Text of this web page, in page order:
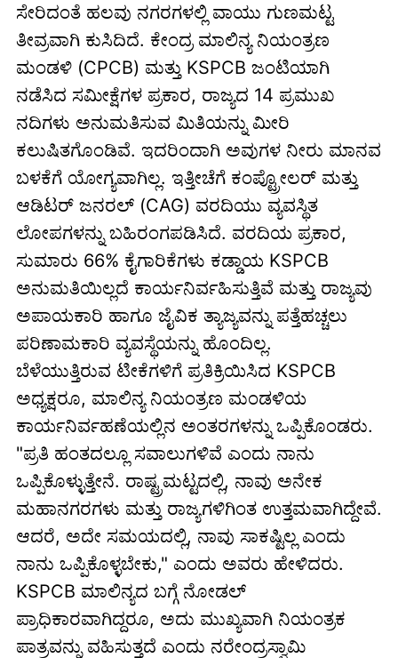
ಸೇರಿದಂತೆ ಹಲವು ನಗರಗಳಲ್ಲಿ ವಾಯು ಗುಣಮಟ್ಟ
ತೀವ್ರವಾಗಿ ಕುಸಿದಿದೆ. ಕೇಂದ್ರ ಮಾಲಿನ್ಯ ನಿಯಂತ್ರಣ
ಮಂಡಳಿ (CPCB) ಮತ್ತು KSPCB ಜಂಟಿಯಾಗಿ
ನಡೆಸಿದ ಸಮೀಕ್ಷೆಗಳ ಪ್ರಕಾರ, ರಾಜ್ಯದ 14 ಪ್ರಮುಖ
ನದಿಗಳು ಅನುಮತಿಸುವ ಮಿತಿಯನ್ನು ಮೀರಿ
ಕಲುಷಿತಗೊಂಡಿವೆ. ಇದರಿಂದಾಗಿ ಅವುಗಳ ನೀರು ಮಾನವ
ಬಳಕೆಗೆ ಯೋಗ್ಯವಾಗಿಲ್ಲ. ಇತ್ತೀಚೆಗೆ ಕಂಪ್ಟ್ರೋಲರ್ ಮತ್ತು
ಆಡಿಟರ್ ಜನರಲ್ (CAG) ವರದಿಯು ವ್ಯವಸ್ಥಿತ
ಲೋಪಗಳನ್ನು ಬಹಿರಂಗಪಡಿಸಿದೆ. ವರದಿಯ ಪ್ರಕಾರ,
ಸುಮಾರು 66% ಕೈಗಾರಿಕೆಗಳು ಕಡ್ಡಾಯ KSPCB
ಅನುಮತಿಯಿಲ್ಲದೆ ಕಾರ್ಯನಿರ್ವಹಿಸುತ್ತಿವೆ ಮತ್ತು ರಾಜ್ಯವು
ಅಪಾಯಕಾರಿ ಹಾಗೂ ಜೈವಿಕ ತ್ಯಾಜ್ಯವನ್ನು ಪತ್ತೆಹಚ್ಚಲು
ಪರಿಣಾಮಕಾರಿ ವ್ಯವಸ್ಥೆಯನ್ನು ಹೊಂದಿಲ್ಲ.
ಬೆಳೆಯುತ್ತಿರುವ ಟೀಕೆಗಳಿಗೆ ಪ್ರತಿಕ್ರಿಯಿಸಿದ KSPCB
ಅಧ್ಯಕ್ಷರೂ, ಮಾಲಿನ್ಯ ನಿಯಂತ್ರಣ ಮಂಡಳಿಯ
ಕಾರ್ಯನಿರ್ವಹಣೆಯಲ್ಲಿನ ಅಂತರಗಳನ್ನು ಒಪ್ಪಿಕೊಂಡರು.
"ಪ್ರತಿ ಹಂತದಲ್ಲೂ ಸವಾಲುಗಳಿವೆ ಎಂದು ನಾನು
ಒಪ್ಪಿಕೊಳ್ಳುತ್ತೇನೆ. ರಾಷ್ಟ್ರಮಟ್ಟದಲ್ಲಿ, ನಾವು ಅನೇಕ
ಮಹಾನಗರಗಳು ಮತ್ತು ರಾಜ್ಯಗಳಿಗಿಂತ ಉತ್ತಮವಾಗಿದ್ದೇವೆ.
ಆದರೆ, ಅದೇ ಸಮಯದಲ್ಲಿ, ನಾವು ಸಾಕಷ್ಟಿಲ್ಲ ಎಂದು
ನಾನು ಒಪ್ಪಿಕೊಳ್ಳಬೇಕು," ಎಂದು ಅವರು ಹೇಳಿದರು.
KSPCB ಮಾಲಿನ್ಯದ ಬಗ್ಗೆ ನೋಡಲ್
ಪ್ರಾಧಿಕಾರವಾಗಿದ್ದರೂ, ಅದು ಮುಖ್ಯವಾಗಿ ನಿಯಂತ್ರಕ
ಪಾತ್ರವನ್ನು ವಹಿಸುತ್ತದೆ ಎಂದು ನರೇಂದ್ರಸ್ವಾಮಿ